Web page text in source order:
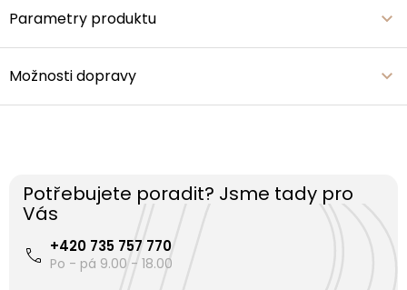
Parametry produktu
Možnosti dopravy
Potřebujete poradit? Jsme tady pro
Vás
+420 735 757 770